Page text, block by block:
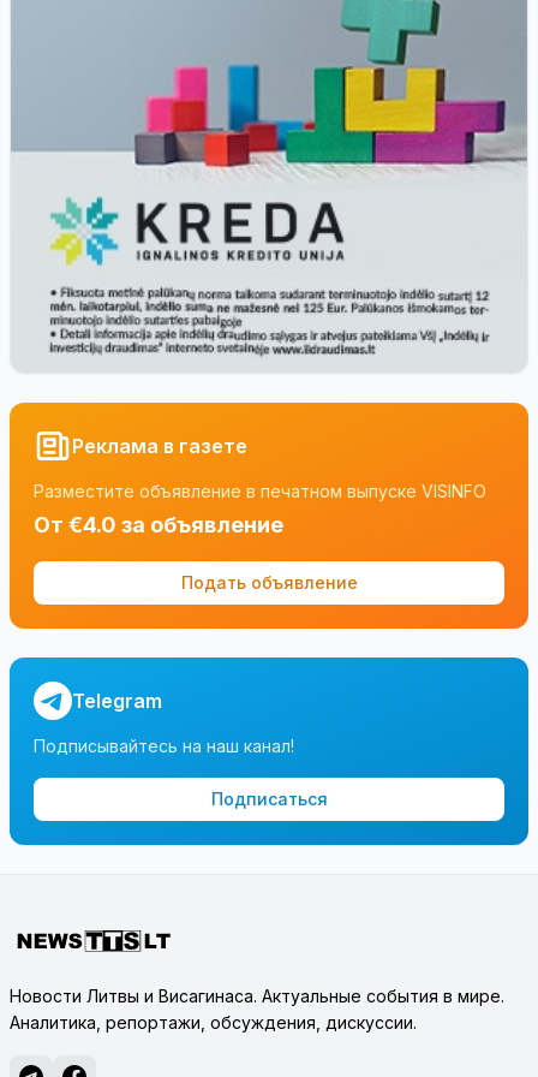
Реклама в газете
Разместите объявление в печатном выпуске VISINFO
От €4.0 за объявление
Подать объявление
Telegram
Подписывайтесь на наш канал!
Подписаться
Новости Литвы и Висагинаса. Актуальные события в мире.
Аналитика, репортажи, обсуждения, дискуссии.